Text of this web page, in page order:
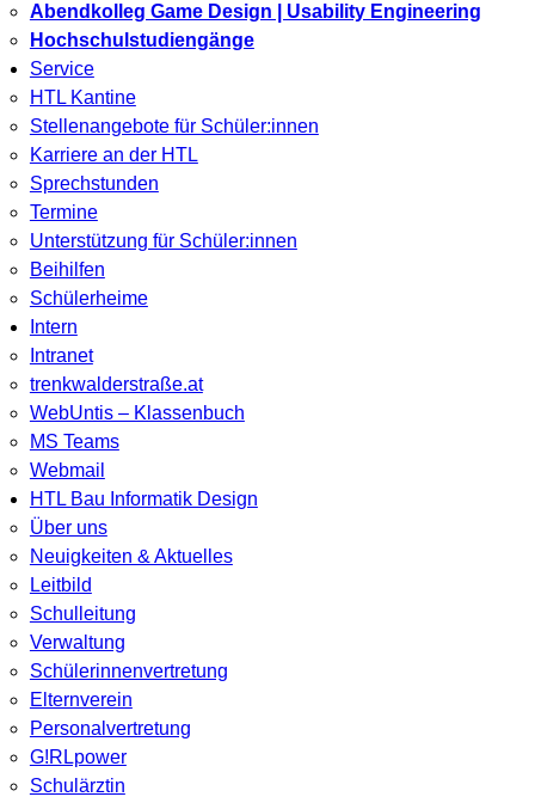
Abendkolleg Game Design | Usability Engineering
Hochschulstudiengänge
Service
HTL Kantine
Stellenangebote für Schüler:innen
Karriere an der HTL
Sprechstunden
Termine
Unterstützung für Schüler:innen
Beihilfen
Schülerheime
Intern
Intranet
trenkwalderstraße.at
WebUntis – Klassenbuch
MS Teams
Webmail
HTL Bau Informatik Design
Über uns
Neuigkeiten & Aktuelles
Leitbild
Schulleitung
Verwaltung
Schülerinnenvertretung
Elternverein
Personalvertretung
G!RLpower
Schulärztin